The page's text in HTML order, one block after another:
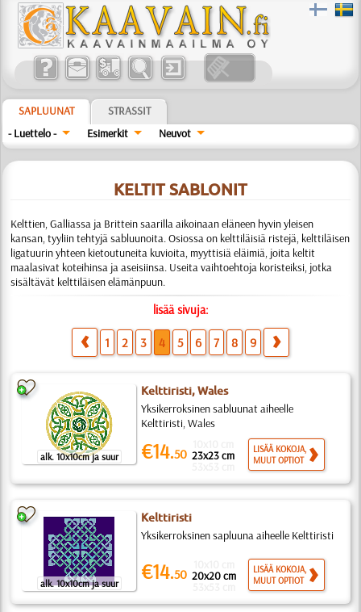
SAPLUUNAT
STRASSIT
- Luettelo -
Esimerkit Neuvot
KELTIT SABLONIT
Kelttien, Galliassa ja Brittein saarilla aikoinaan eläneen hyvin yleisen
kansan, tyyliin tehtyjä sabluunoita. Osiossa on kelttiläisiä ristejä, kelttiläisen
ligatuurin yhteen kietoutuneita kuvioita, myyttisiä eläimiä, joita keltit
maalasivat koteihinsa ja aseisiinsa. Useita vaihtoehtoja koristeiksi, jotka
sisältävät kelttiläisen elämänpuun.
lisää sivuja:
1 2 3 4 5 6 7 8 9
alk. 10x10cm ja suur
Kelttiristi, Wales
Yksikerroksinen sabluunat aiheelle
Kelttiristi, Wales
€14.50 23x23 cm
LISÄÄ KOKOJA,
MUUT OPTIOT
alk. 10x10cm ja suur
Kelttiristi
Yksikerroksinen sapluuna aiheelle Kelttiristi
€14.50 20x20 cm
LISÄÄ KOKOJA,
MUUT OPTIOT